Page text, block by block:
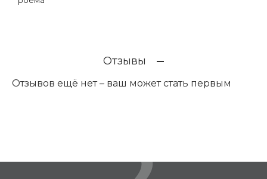
Отзывы
Отзывов ещё нет – ваш может стать первым